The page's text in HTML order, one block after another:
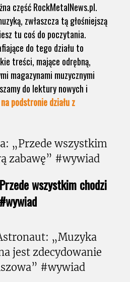
część RockMetalNews.pl.
zwłaszcza tą głośniejszą
tu coś do poczytania.
do tego działu to
treści, mające odrębną,
magazynami muzycznymi
do lektury nowych i
na podstronie działu z
wszystkim chodzi